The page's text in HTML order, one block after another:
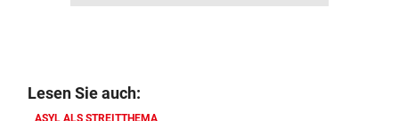
Lesen Sie auch:
ASYL ALS STREITTHEMA